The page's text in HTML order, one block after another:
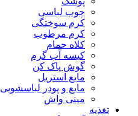
چوب لباسی
کرم سوختگی
کرم مرطوب
کلاه حمام
کیسه آب گرم
گوش پاک کن
مایع استریل
مایع و پودر لباسشویی
مینی واش
تغذیه